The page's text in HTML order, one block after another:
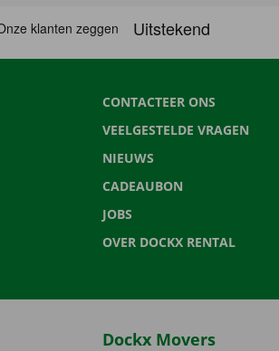
CONTACTEER ONS
VEELGESTELDE VRAGEN
NIEUWS
CADEAUBON
JOBS
OVER DOCKX RENTAL
Dockx Movers